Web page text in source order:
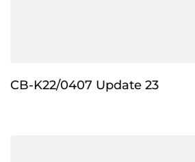
CB-K22/0407 Update 23